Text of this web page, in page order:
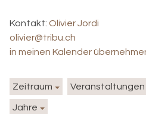
Kontakt: Olivier Jordi
olivier@tribu.ch
in meinen Kalender
Zeitraum Veranstaltungen
Jahre